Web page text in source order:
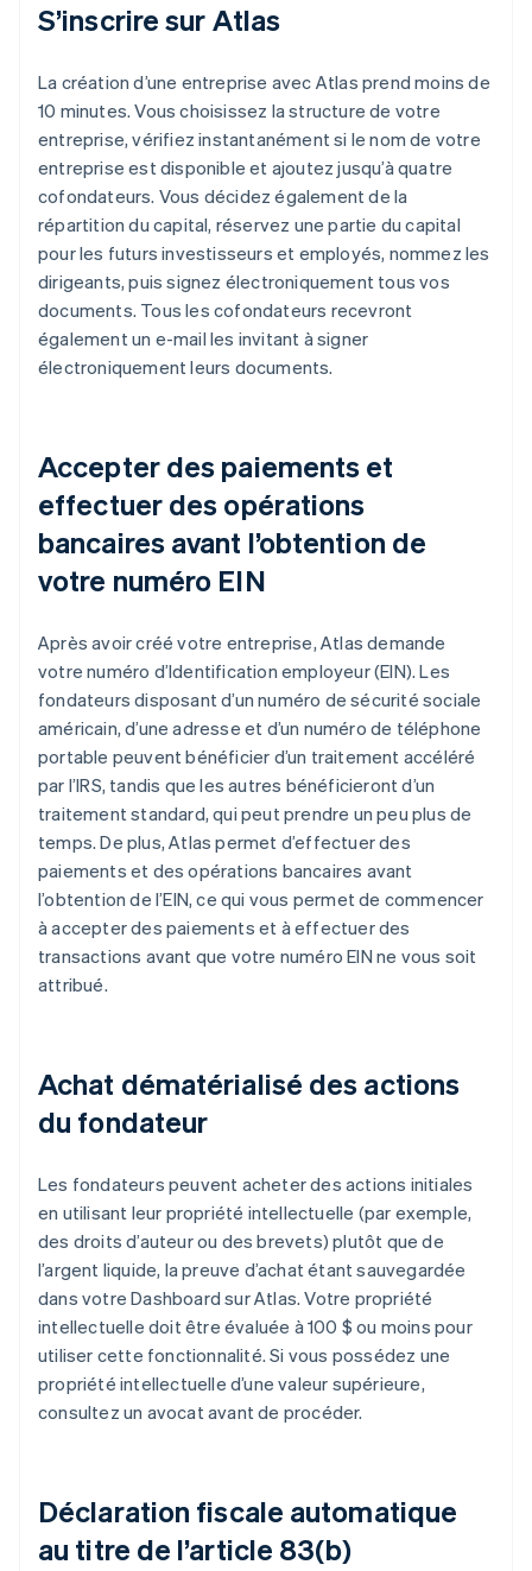
S’inscrire sur Atlas
La création d’une entreprise avec Atlas prend moins de
10 minutes. Vous choisissez la structure de votre
entreprise, vérifiez instantanément si le nom de votre
entreprise est disponible et ajoutez jusqu’à quatre
cofondateurs. Vous décidez également de la
répartition du capital, réservez une partie du capital
pour les futurs investisseurs et employés, nommez les
dirigeants, puis signez électroniquement tous vos
documents. Tous les cofondateurs recevront
également un e-mail les invitant à signer
électroniquement leurs documents.
Accepter des paiements et
effectuer des opérations
bancaires avant l’obtention de
votre numéro EIN
Après avoir créé votre entreprise, Atlas demande
votre numéro d’Identification employeur (EIN). Les
fondateurs disposant d’un numéro de sécurité sociale
américain, d’une adresse et d’un numéro de téléphone
portable peuvent bénéficier d’un traitement accéléré
par l’IRS, tandis que les autres bénéficieront d’un
traitement standard, qui peut prendre un peu plus de
temps. De plus, Atlas permet d’effectuer des
paiements et des opérations bancaires avant
l’obtention de l’EIN, ce qui vous permet de commencer
à accepter des paiements et à effectuer des
transactions avant que votre numéro EIN ne vous soit
attribué.
Achat dématérialisé des actions
du fondateur
Les fondateurs peuvent acheter des actions initiales
en utilisant leur propriété intellectuelle (par exemple,
des droits d’auteur ou des brevets) plutôt que de
l’argent liquide, la preuve d’achat étant sauvegardée
dans votre Dashboard sur Atlas. Votre propriété
intellectuelle doit être évaluée à 100 $ ou moins pour
utiliser cette fonctionnalité. Si vous possédez une
propriété intellectuelle d’une valeur supérieure,
consultez un avocat avant de procéder.
Déclaration fiscale automatique
au titre de l’article 83(b)